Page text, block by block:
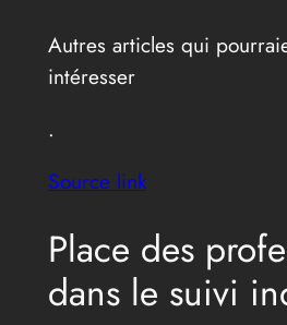
Autres articles qui
intéresser
.
Source link
Place des
dans le suivi